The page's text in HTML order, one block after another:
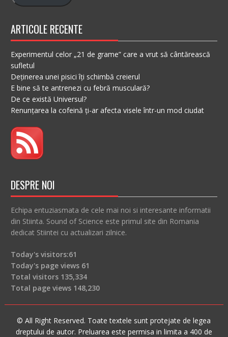
ARTICOLE RECENTE
Experimentul celor „21 de grame” care a vrut să cântărească
sufletul
Deținerea unei pisici îți schimbă creierul
E bine să te antrenezi cu febră musculară?
De ce există Universul?
Renunțarea la cofeină ți-ar afecta visele într-un mod ciudat
DESPRE NOI
Echipa entuziasmata de cele mai noi si interesante informatii
din Stiinta. Sound of Science este primul site din Romania
dedicat Stiintei cu actualizari zilnice.
Today's visitors:61
Today's page views 61
Total visitors 135,334
Total page views 148,230
© All Right Reserved. Toate textele sunt protejate de legea
dreptului de autor. Preluarea este permisa in limita a 400 de